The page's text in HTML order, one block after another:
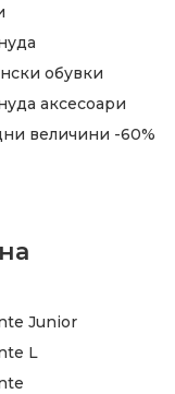
обувки
аксесоари
величини -60%
Junior
L